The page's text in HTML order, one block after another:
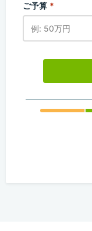
ご予算 *